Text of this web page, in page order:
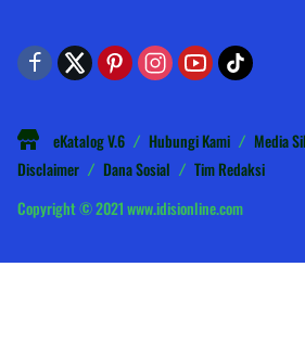
eKatalog V.6 Hubungi Kami Media
Disclaimer
Dana Sosial
Tim Redaksi
Copyright © 2021 www.idisionline.com